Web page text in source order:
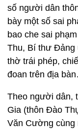
số người dân
bày một số sai
bao che sai
Thu, Bí thư Đảng
thờ trái phép,
đoan trên địa
Theo người dân,
Gia (thôn Đào
Văn Cường cùng